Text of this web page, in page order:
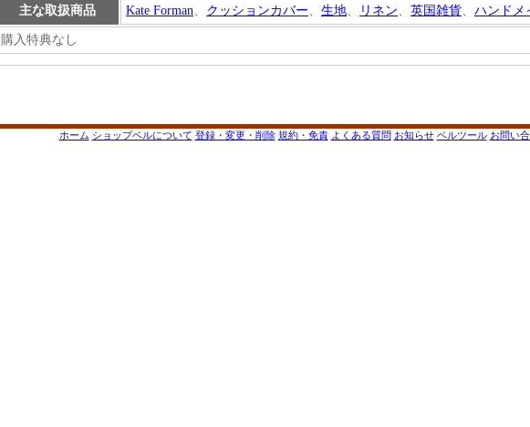
主な取扱商品 Kate Forman、 クッションカバー、 生地、 リネン、 英国雑貨、 ハンドメ
購入特典なし
ホーム ショップベルについて 登録・変更・削除 規約・免責 よくある質問 お知らせ ベルツール お問い